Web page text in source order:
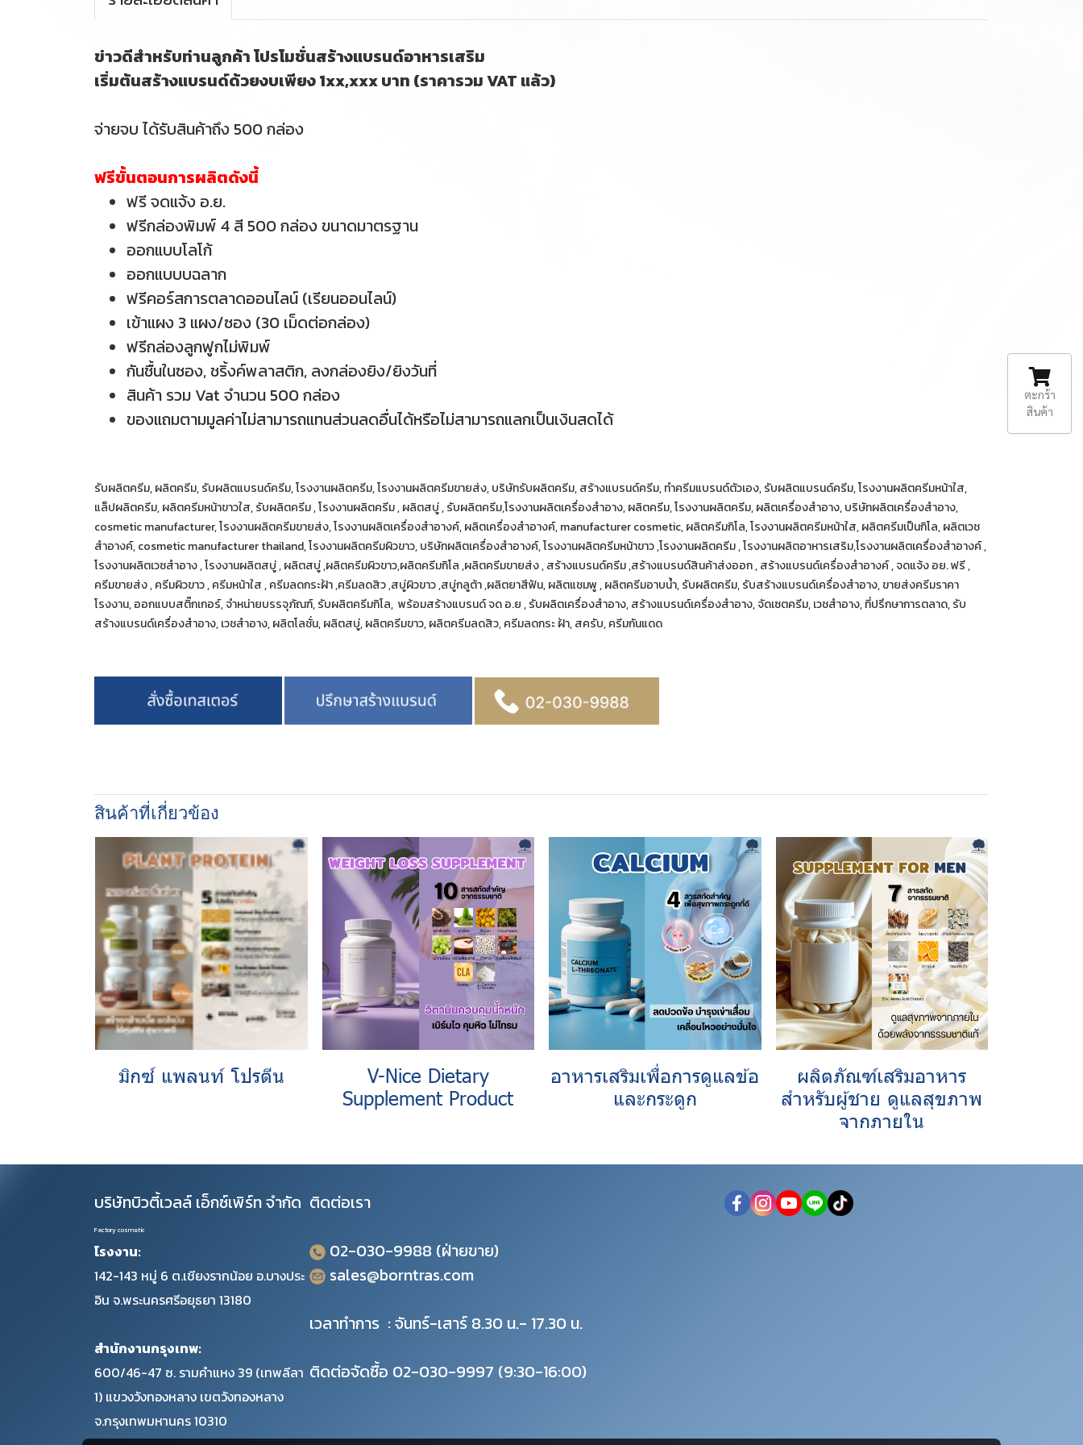
ข่าวดีสำหรับท่านลูกค้า โปรโมชั่นสร้างแบรนด์อาหารเสริม
เริ่มต้นสร้างแบรนด์ด้วยงบเพียง 1xx,xxx บาท (ราคารวม VAT แล้ว)
จ่ายจบ ได้รับสินค้าถึง 500 กล่อง
ฟรีขั้นตอนการผลิตดังนี้
ฟรี จดแจ้ง อ.ย.
ฟรีกล่องพิมพ์ 4 สี 500 กล่อง ขนาดมาตรฐาน
ออกแบบโลโก้
ออกแบบบฉลาก
ฟรีคอร์สการตลาดออนไลน์ (เรียนออนไลน์)
เข้าแผง 3 แผง/ซอง (30 เม็ดต่อกล่อง)
ฟรีกล่องลูกฟูกไม่พิมพ์
กันชื้นในซอง, ชริ้งค์พลาสติก, ลงกล่องยิง/ยิงวันที่
สินค้า รวม Vat จำนวน 500 กล่อง
ของแถมตามมูลค่าไม่สามารถแทนส่วนลดอื่นได้หรือไม่สามารถแลกเป็นเงินสดได้
รับผลิตครีม, ผลิตครีม, รับผลิตแบรนด์ครีม, โรงงานผลิตครีม, โรงงานผลิตครีมขายส่ง, บริษัทรับผลิตครีม, สร้างแบรนด์ครีม, ทำครีมแบรนด์ตัวเอง, รับผลิตแบรนด์ครีม, โรงงานผลิตครีมหน้าใส,
แล็ปผลิตครีม, ผลิตครีมหน้าขาวใส, รับผลิตครีม , โรงงานผลิตครีม , ผลิตสบู่ , รับผลิตครีม,โรงงานผลิตเครื่องสำอาง, ผลิตครีม, โรงงานผลิตครีม, ผลิตเครื่องสำอาง, บริษัทผลิตเครื่องสำอาง,
cosmetic manufacturer, โรงงานผลิตครีมขายส่ง, โรงงานผลิตเครื่องสําอางค์, ผลิตเครื่องสำอางค์, manufacturer cosmetic, ผลิตครีมกิโล, โรงงานผลิตครีมหน้าใส, ผลิตครีมเป็นกิโล, ผลิตเวช
สําอางค์, cosmetic manufacturer thailand, โรงงานผลิตครีมผิวขาว, บริษัทผลิตเครื่องสำอางค์, โรงงานผลิตครีมหน้าขาว ,โรงงานผลิตครีม , โรงงานผลิตอาหารเสริม,โรงงานผลิตเครื่องสำอางค์ ,
โรงงานผลิตเวชสำอาง , โรงงานผลิตสบู่ , ผลิตสบู่ ,ผลิตครีมผิวขาว,ผลิตครีมกิโล ,ผลิตครีมขายส่ง , สร้างแบรนด์ครีม ,สร้างแบรนด์สินค้าส่งออก , สร้างแบรนด์เครื่องสำอางค์ , จดแจ้ง อย. ฟรี ,
ครีมขายส่ง , ครีมผิวขาว , ครีมหน้าใส , ครีมลดกระฝ้า ,ครีมลดสิว ,สบู่ผิวขาว ,สบู่กลูต้า ,ผลิตยาสีฟัน, ผลิตแชมพู , ผลิตครีมอาบน้ำ, รับผลิตครีม, รับสร้างแบรนด์เครื่องสำอาง, ขายส่งครีมราคา
โรงงาน, ออกแบบสติ๊กเกอร์, จำหน่ายบรรจุภัณฑ์, รับผลิตครีมกิโล, พร้อมสร้างแบรนด์ จด อ.ย , รับผลิตเครื่องสำอาง, สร้างแบรนด์เครื่องสำอาง, จัดเซตครีม, เวชสำอาง, ที่ปรึกษาการตลาด, รับ
สร้างแบรนด์เครื่องสำอาง, เวชสำอาง, ผลิตโลชั่น, ผลิตสบู่, ผลิตครีมขาว, ผลิตครีมลดสิว, ครีมลดกระ ฝ้า, สครับ, ครีมกันแดด
สินค้าที่เกี่ยวข้อง
มิกซ์ แพลนท์ โปรตีน
V-Nice Dietary
Supplement Product
อาหารเสริมเพื่อการดูแลข้อ
และกระดูก
ผลิตภัณฑ์เสริมอาหาร
สำหรับผู้ชาย ดูแลสุขภาพ
จากภายใน
บริษัทบิวตี้เวลล์ เอ็กซ์เพิร์ท จำกัด
Factory cosmetic
โรงงาน:
142-143 หมู่ 6 ต.เชียงรากน้อย อ.บางประ
อิน จ.พระนครศรีอยุธยา 13180
สำนักงานกรุงเทพ:
600/46-47 ซ. รามคำแหง 39 (เทพลีลา
1) แขวงวังทองหลาง เขตวังทองหลาง
จ.กรุงเทพมหานคร 10310
ติดต่อเรา
02-030-9988 (ฝ่ายขาย)
sales@borntras.com
เวลาทำการ : จันทร์-เสาร์ 8.30 น.- 17.30 น.
ติดต่อจัดซื้อ 02-030-9997 (9:30-16:00)
ตะกร้า
สินค้า